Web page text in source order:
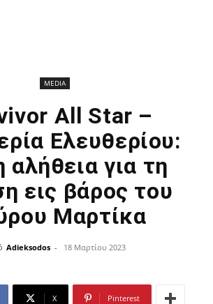
MEDIA
All Star –
Ελευθερίου:
αλήθεια για τη
εις βάρος του
Μαρτίκα
Adieksodos - 18 Μαρτίου 2023
X Pinterest